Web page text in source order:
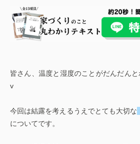
皆さん、温度と湿度のことがだんだん
v
今回は結露を考えるうえでとても大切な
についてです。